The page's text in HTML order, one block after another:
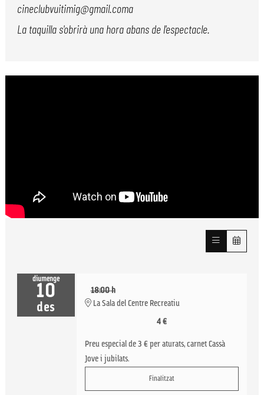
cineclubvuitimig@gmail.coma
La taquilla s'obrirà una hora abans de l'espectacle.
diumenge
10
des
18:00 h
La Sala del Centre Recreatiu
4 €
Preu especial de 3 € per aturats, carnet Cassà
Jove i jubilats.
Finalitzat